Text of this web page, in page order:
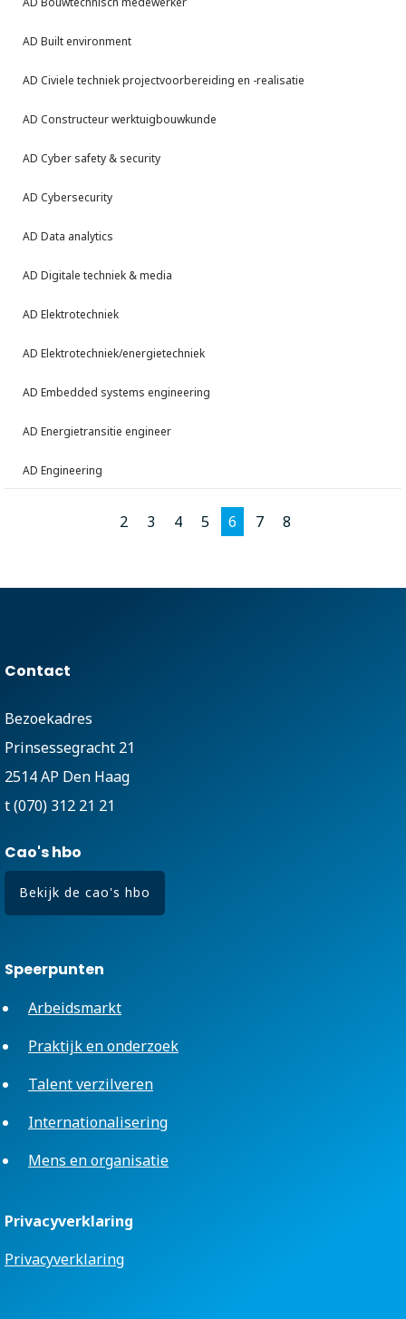
AD Built environment
AD Civiele techniek projectvoorbereiding en -realisatie
AD Constructeur werktuigbouwkunde
AD Cyber safety & security
AD Cybersecurity
AD Data analytics
AD Digitale techniek & media
AD Elektrotechniek
AD Elektrotechniek/energietechniek
AD Embedded systems engineering
AD Energietransitie engineer
AD Engineering
2 3 4 5 6 7 8
Contact
Bezoekadres
Prinsessegracht 21
2514 AP Den Haag
t (070) 312 21 21
Cao's hbo
Bekijk de cao's hbo
Speerpunten
Arbeidsmarkt
Praktijk en onderzoek
Talent verzilveren
Internationalisering
Mens en organisatie
Privacyverklaring
Privacyverklaring